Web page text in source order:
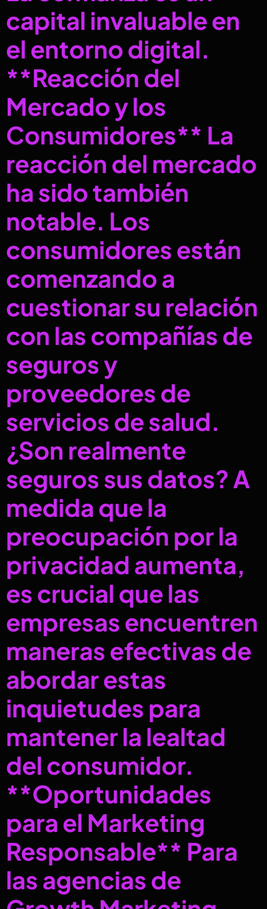
capital invaluable en
el entorno digital.
**Reacción del
Mercado y los
Consumidores** La
reacción del mercado
ha sido también
notable. Los
consumidores están
comenzando a
cuestionar su relación
con las compañías de
seguros y
proveedores de
servicios de salud.
¿Son realmente
seguros sus datos? A
medida que la
preocupación por la
privacidad aumenta,
es crucial que las
empresas encuentren
maneras efectivas de
abordar estas
inquietudes para
mantener la lealtad
del consumidor.
**Oportunidades
para el Marketing
Responsable** Para
las agencias de